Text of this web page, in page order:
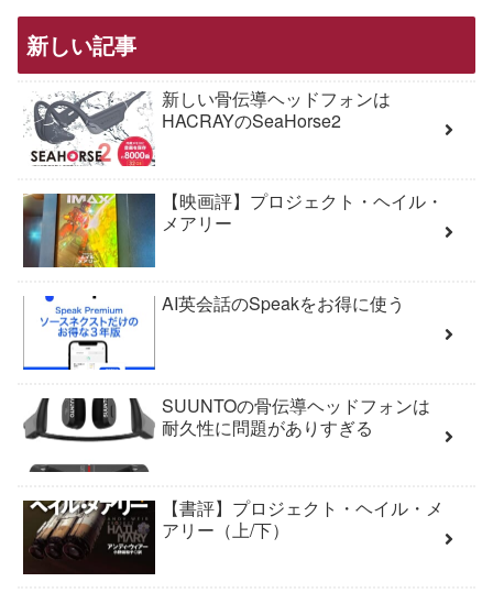
新しい記事
新しい骨伝導ヘッドフォンは
HACRAYのSeaHorse2
【映画評】プロジェクト・ヘイル・
メアリー
AI英会話のSpeakをお得に使う
SUUNTOの骨伝導ヘッドフォンは
耐久性に問題がありすぎる
【書評】プロジェクト・ヘイル・メ
アリー（上/下）